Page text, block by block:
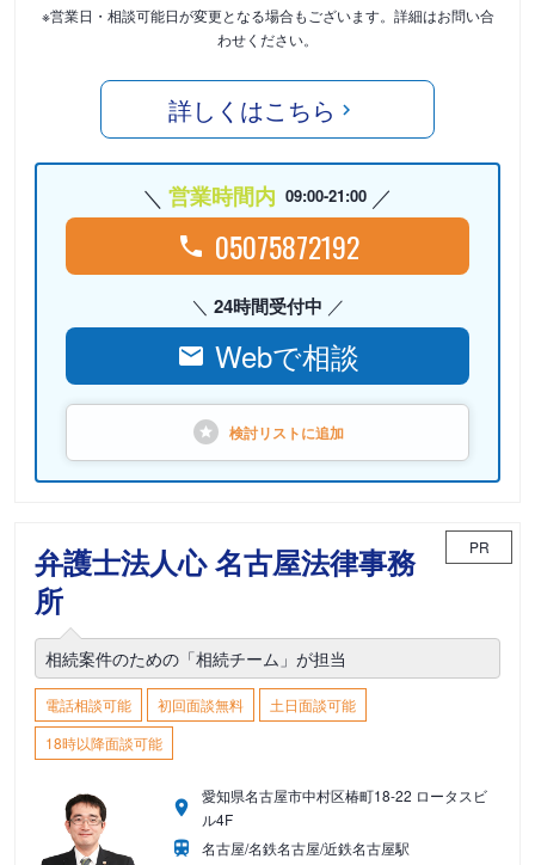
※営業日・相談可能日が変更となる場合もございます。詳細はお問い合
わせください。
詳しくはこちら
営業時間内 09:00-21:00
05075872192
24時間受付中
Webで相談
検討リストに追加
弁護士法人心 名古屋法律事務
所
PR
相続案件のための「相続チーム」が担当
電話相談可能 初回面談無料
土日面談可能
18時以降面談可能
愛知県名古屋市中村区椿町18-22 ロータスビ
ル4F
名古屋/名鉄名古屋/近鉄名古屋駅